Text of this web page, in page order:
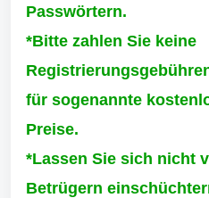
Passwörtern.
*Bitte zahlen Sie keine
für sogenannte
Preise.
*Lassen Sie sich nicht
Betrügern